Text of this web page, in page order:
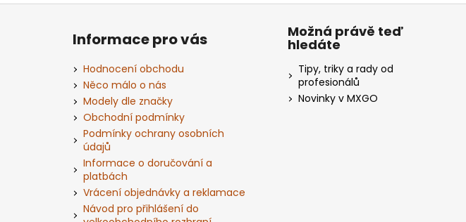
Z
Informace pro vás
Hodnocení obchodu
Něco málo o nás
Modely dle značky
Obchodní podmínky
Podmínky ochrany osobních
údajů
Informace o doručování a
platbách
Vrácení objednávky a reklamace
Návod pro přihlášení do
Možná právě teď
hledáte
Tipy, triky a rady od
profesionálů
Novinky v MXGO